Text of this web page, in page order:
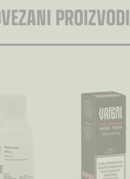
PROIZVODI